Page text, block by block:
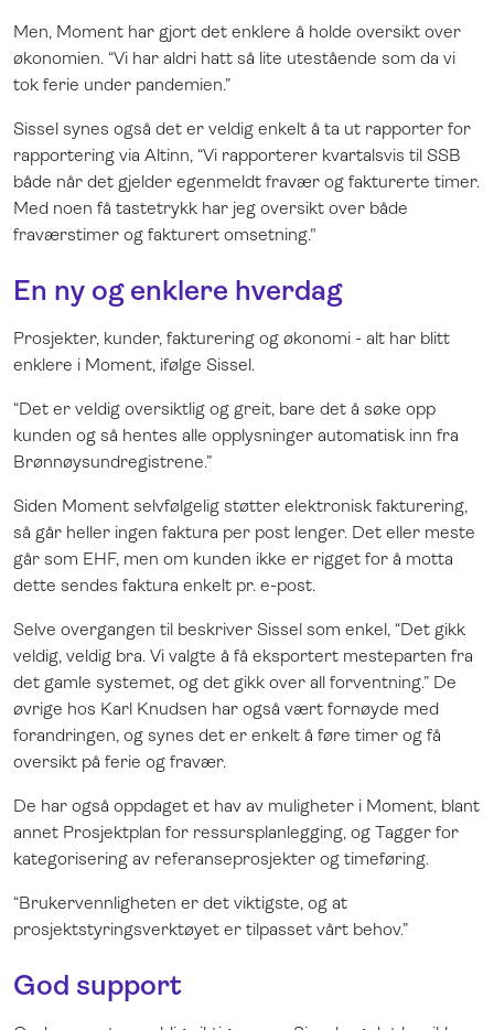
Men, Moment har gjort det enklere å holde oversikt over
økonomien. “Vi har aldri hatt så lite utestående som da vi
tok ferie under pandemien.”
Sissel synes også det er veldig enkelt å ta ut rapporter for
rapportering via Altinn, “Vi rapporterer kvartalsvis til SSB
både når det gjelder egenmeldt fravær og fakturerte timer.
Med noen få tastetrykk har jeg oversikt over både
fraværstimer og fakturert omsetning."
En ny og enklere hverdag
Prosjekter, kunder, fakturering og økonomi - alt har blitt
enklere i Moment, ifølge Sissel.
“Det er veldig oversiktlig og greit, bare det å søke opp
kunden og så hentes alle opplysninger automatisk inn fra
Brønnøysundregistrene.”
Siden Moment selvfølgelig støtter elektronisk fakturering,
så går heller ingen faktura per post lenger. Det eller meste
går som EHF, men om kunden ikke er rigget for å motta
dette sendes faktura enkelt pr. e-post.
Selve overgangen til beskriver Sissel som enkel, “Det gikk
veldig, veldig bra. Vi valgte å få eksportert mesteparten fra
det gamle systemet, og det gikk over all forventning.” De
øvrige hos Karl Knudsen har også vært fornøyde med
forandringen, og synes det er enkelt å føre timer og få
oversikt på ferie og fravær.
De har også oppdaget et hav av muligheter i Moment, blant
annet Prosjektplan for ressursplanlegging, og Tagger for
kategorisering av referanseprosjekter og timeføring.
“Brukervennligheten er det viktigste, og at
prosjektstyringsverktøyet er tilpasset vårt behov.”
God support